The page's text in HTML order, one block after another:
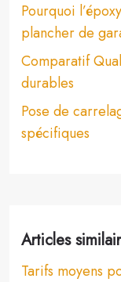
Pourquoi
plancher de
Comparatif
durables
Pose de
spécifiques
Articles
Tarifs moyens